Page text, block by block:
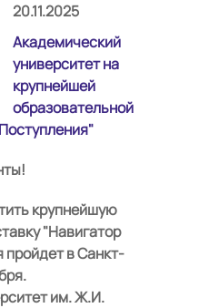
20.11.2025
Академический
университет на
крупнейшей
образовательной
крупнейшую
"Навигатор
пройдет в Санкт-
.
им. Ж.И.